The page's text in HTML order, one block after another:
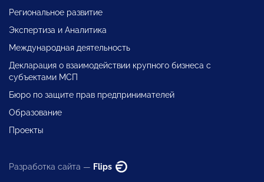
Региональное развитие
Экспертиза и Аналитика
Международная деятельность
Декларация о взаимодействии крупного бизнеса с
субъектами МСП
Бюро по защите прав предпринимателей
Образование
Проекты
Разработка сайта — Flips